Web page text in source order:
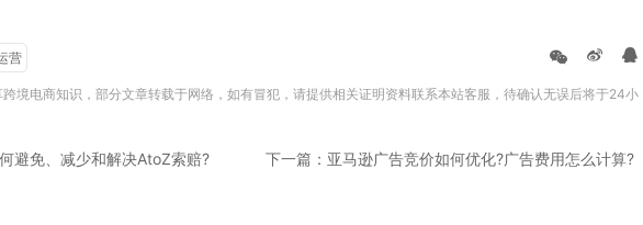
营
境电商知识，部分文章转载于网络，如有冒犯，请提供相关证明资料联系本站客服，待确认无误后将于24小
避免、减少和解决AtoZ索赔? 下一篇：亚马逊广告竞价如何优化?广告费用怎么计算?